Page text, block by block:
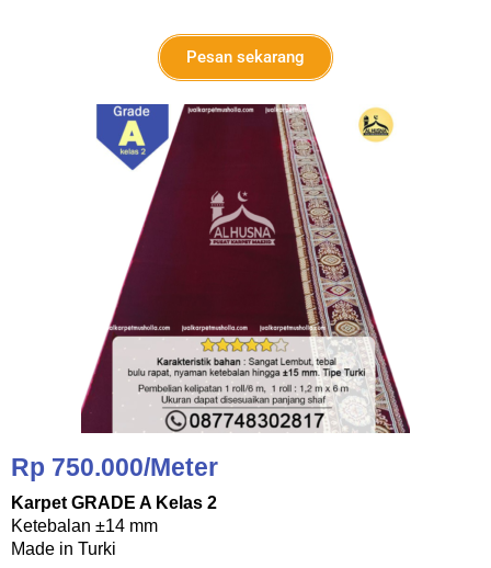
Pesan sekarang
Rp 750.000/Meter
Karpet GRADE A Kelas 2
Ketebalan ±14 mm
Made in Turki